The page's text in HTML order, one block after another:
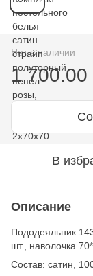
Нет в наличии
1 700.00
В
Описание
Пододеяльник
шт., наволочка
Состав: сатин,